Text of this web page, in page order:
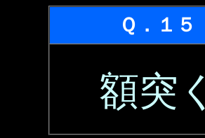
Ｑ．１５
額突く